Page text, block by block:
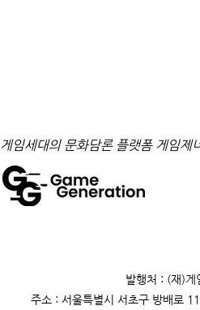
게임세대의 문화담론 플랫폼 게임제
발행처 : (재)
주소 : 서울특별시 서초구 방배로